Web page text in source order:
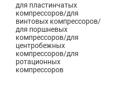
для пластинчатых
компрессоров/для
винтовых компрессоров/
для поршневых
компрессоров/для
центробежных
компрессоров/для
ротационных
компрессоров